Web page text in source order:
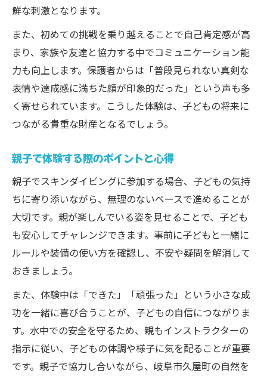
鮮な刺激となります。
また、初めての挑戦を乗り越えることで自己肯定感が高
まり、家族や友達と協力する中でコミュニケーション能
力も向上します。保護者からは「普段見られない真剣な
表情や達成感に満ちた顔が印象的だった」という声も多
く寄せられています。こうした体験は、子どもの将来に
つながる貴重な財産となるでしょう。
親子で体験する際のポイントと心得
親子でスキンダイビングに参加する場合、子どもの気持
ちに寄り添いながら、無理のないペースで進めることが
大切です。親が楽しんでいる姿を見せることで、子ども
も安心してチャレンジできます。事前に子どもと一緒に
ルールや装備の使い方を確認し、不安や疑問を解消して
おきましょう。
また、体験中は「できた」「頑張った」という小さな成
功を一緒に喜び合うことが、子どもの自信につながりま
す。水中での安全を守るため、親もインストラクターの
指示に従い、子どもの体調や様子に気を配ることが重要
です。親子で協力し合いながら、岐阜市久屋町の自然を